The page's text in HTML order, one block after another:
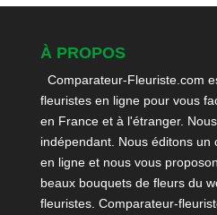
À PROPOS
Comparateur-Fleuriste.com
fleuristes en ligne pour vous
en France et à l'étranger.
indépendant. Nous éditons un
en ligne et nous vous
beaux bouquets de fleurs du
fleuristes. Comparateur-